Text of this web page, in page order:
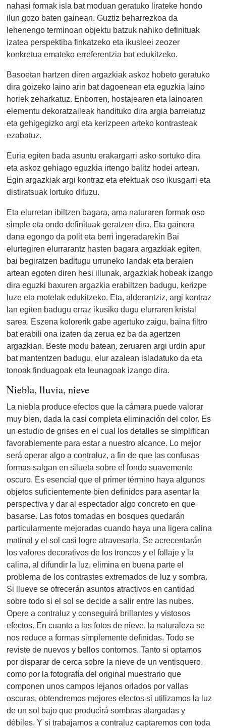
nahasi formak isla bat moduan geratuko lirateke hondo
ilun gozo baten gainean. Guztiz beharrezkoa da
lehenengo terminoan objektu batzuk nahiko definituak
izatea perspektiba finkatzeko eta ikusleei zeozer
konkretua emateko erreferentzia bat edukitzeko.
Basoetan hartzen diren argazkiak askoz hobeto geratuko
dira goizeko laino arin bat dagoenean eta eguzkia laino
horiek zeharkatuz. Enborren, hostajearen eta lainoaren
elementu dekoratzaileak handituko dira argia barreiatuz
eta gehigegizko argi eta kerizpeen arteko kontrasteak
ezabatuz.
Euria egiten bada asuntu erakargarri asko sortuko dira
eta askoz gehiago eguzkia irtengo balitz hodei artean.
Egin argazkiak argi kontraz eta efektuak oso ikusgarri eta
distiratsuak lortuko dituzu.
Eta elurretan ibiltzen bagara, ama naturaren formak oso
simple eta ondo definituak geratzen dira. Eta gainera
dana egongo da polit eta berri ingeradarekin Bai
elurtegiren elurrarantz hasten bagara argazkiak egiten,
bai begiratzen baditugu urruneko landak eta beraien
artean egoten diren hesi illunak, argazkiak hobeak izango
dira eguzki baxuren argazkia erabiltzen badugu, kerizpe
luze eta motelak edukitzeko. Eta, alderantziz, argi kontraz
lan egiten badugu erraz ikusiko dugu elurraren kristal
sarea. Eszena kolorerik gabe agertuko zaigu, baina filtro
bat erabili ona izaten da zerua ez ba da agertzen
argazkian. Beste modu batean, zeruaren argi urdin apur
bat mantentzen badugu, elur azalean isladatuko da eta
tonoak finduagoak eta leunagoak izango dira.
Niebla, lluvia, nieve
La niebla produce efectos que la cámara puede valorar
muy bien, dada la casi completa eliminación del color. Es
un estudio de grises en el cual los detalles se simplifican
favorablemente para estar a nuestro alcance. Lo mejor
será operar algo a contraluz, a fin de que las confusas
formas salgan en silueta sobre el fondo suavemente
oscuro. Es esencial que el primer término haya algunos
objetos suficientemente bien definidos para asentar la
perspectiva y dar al espectador algo concreto en que
basarse. Las fotos tomadas en bosques quedarán
particularmente mejoradas cuando haya una ligera calina
matinal y el sol casi logre atravesarla. Se acrecentarán
los valores decorativos de los troncos y el follaje y la
calina, al difundir la luz, elimina en buena parte el
problema de los contrastes extremados de luz y sombra.
Si llueve se ofrecerán asuntos atractivos en cantidad
sobre todo si el sol se decide a salir entre las nubes.
Opere a contraluz y conseguirá brillantes y vistosos
efectos. En cuanto a las fotos de nieve, la naturaleza se
nos reduce a formas simplemente definidas. Todo se
reviste de nuevos y bellos contornos. Tanto si optamos
por disparar de cerca sobre la nieve de un ventisquero,
como por la fotografía del original muestrario que
componen unos campos lejanos orlados por vallas
oscuras, obtendremos mejores efectos si utilizamos la luz
de un sol bajo que producirá sombras alargadas y
débiles. Y si trabajamos a contraluz captaremos con toda